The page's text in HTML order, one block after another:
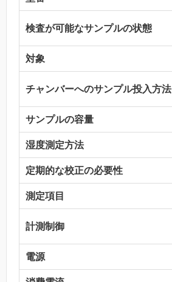
検査が可能なサンプルの状態
対象
チャンバーへのサンプル投入方法
サンプルの容量
湿度測定方法
定期的な校正の必要性
測定項目
計測制御
電源